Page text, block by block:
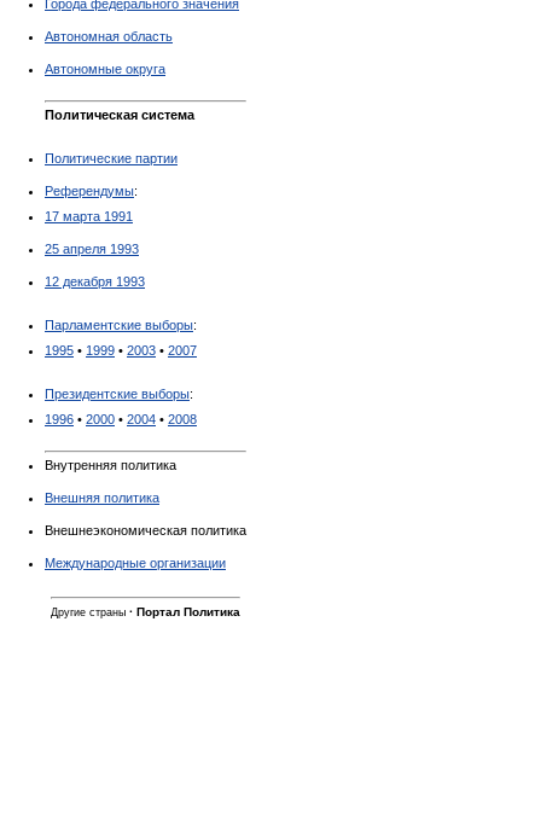
Города федерального значения
Автономная область
Автономные округа
Политическая система
Политические партии
Референдумы:
17 марта 1991
25 апреля 1993
12 декабря 1993
Парламентские выборы:
1995 • 1999 • 2003 • 2007
Президентские выборы:
1996 • 2000 • 2004 • 2008
Внутренняя политика
Внешняя политика
Внешнеэкономическая политика
Международные организации
Другие страны · Портал Политика